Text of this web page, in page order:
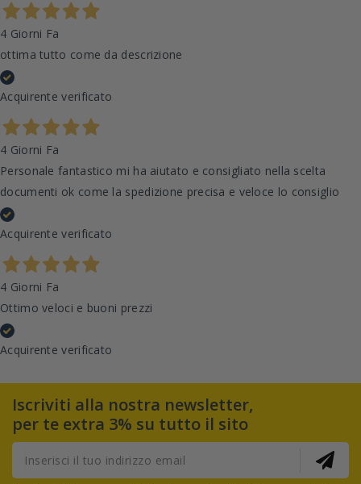
4 Giorni Fa
ottima tutto come da descrizione
Acquirente verificato
4 Giorni Fa
Personale fantastico mi ha aiutato e consigliato nella scelta
documenti ok come la spedizione precisa e veloce lo consiglio
Acquirente verificato
4 Giorni Fa
Ottimo veloci e buoni prezzi
Acquirente verificato
Iscriviti alla nostra newsletter,
per te extra 3% su tutto il sito